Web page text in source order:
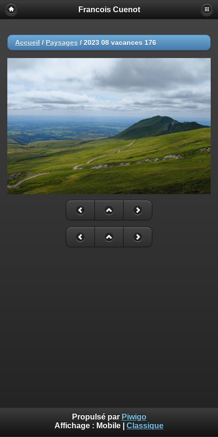
Francois Cuenot
Accueil / Paysages / 2023 08 vacances 176
Propulsé par Piwigo
Affichage : Mobile Classique